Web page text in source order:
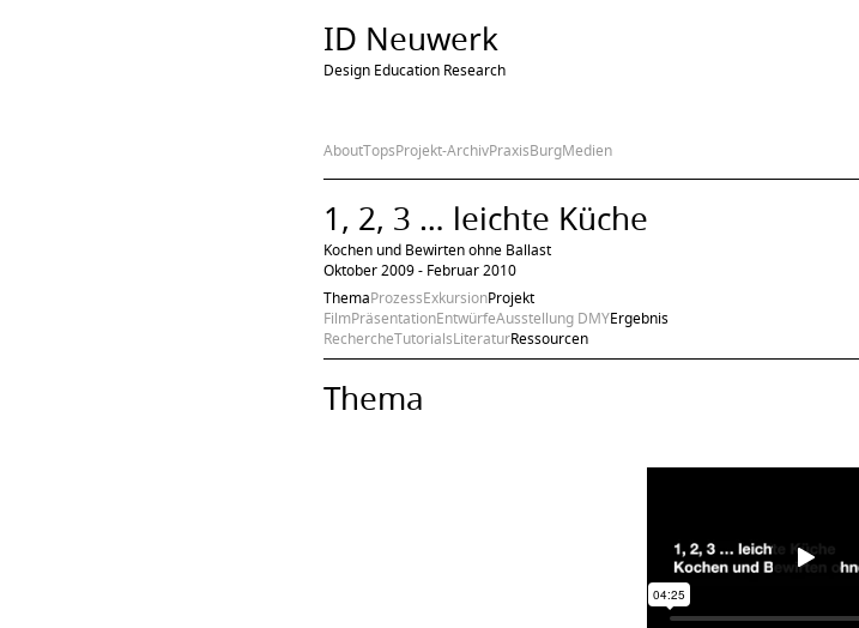
ID Neuwerk
Design Education Research
AboutTopsProjekt-ArchivPraxisBurgMedien
1, 2, 3 … leichte Küche
Kochen und Bewirten ohne Ballast
Oktober 2009 - Februar 2010
ThemaProzessExkursionProjekt
FilmPräsentationEntwürfeAusstellung DMYErgebnis
RechercheTutorialsLiteraturRessourcen
Thema